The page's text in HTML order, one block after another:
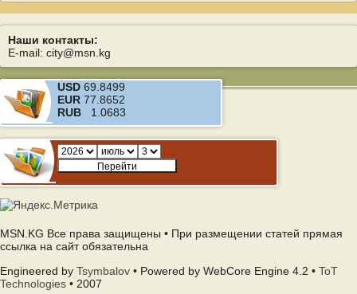
Наши контакты:
E-mail: city@msn.kg
USD 69.8499
EUR 77.8652
RUB 1.0683
MSN.KG Все права защищены • При размещении статей прямая
ссылка на сайт обязательна
Engineered by Tsymbalov • Powered by WebCore Engine 4.2 • ToT
Technologies • 2007